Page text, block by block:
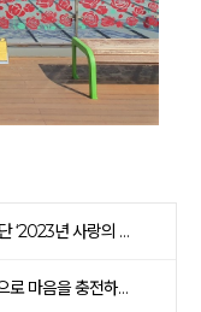
[사회공헌] 한국법무보호복지공단 ‘2023년 사랑의 쌀독’ 후원
[사회공헌] 부산연탄은행 - 연탄으로 마음을 충전하는 희망 릴레이 후원